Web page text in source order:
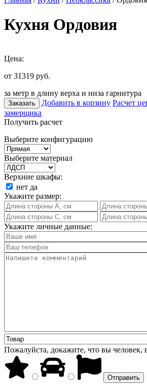
Кухня Ордовия
Цена:
от 31319 руб.
за метр в длину верха и низа гарнитура
Заказать Добавить в корзину Расчет
замерщика
Получить расчет
Выберите конфигурацию
Выберите материал
Верхние шкафы:
нет да
Укажите размер:
Укажите личные данные:
Пожалуйста, докажите, что вы человек,